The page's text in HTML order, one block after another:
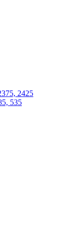
2425
535